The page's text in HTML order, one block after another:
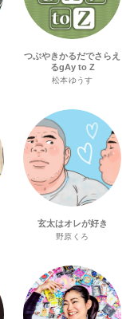
つぶやきかるだでさらえ
るgAy to Z
松本ゆうす
玄太はオレが好き
野原くろ